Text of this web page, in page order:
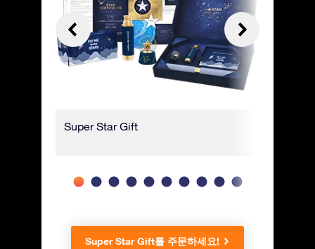
Super Star Gift
Super Star Gift를 주문하세요!